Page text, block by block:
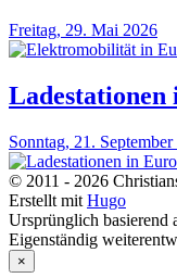
Freitag, 29. Mai 2026
Ladestationen
Sonntag, 21.
© 2011 - 2026
Erstellt mit Hugo
Ursprünglich basierend
Eigenständig
×